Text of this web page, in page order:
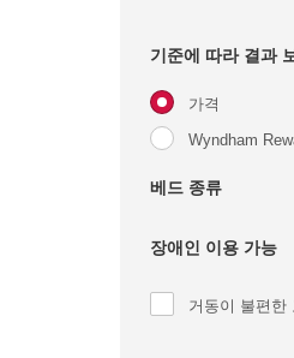
기준에 따라 결과
가격
Wyndham
베드 종류
장애인 이용 가능
거동이 불편한